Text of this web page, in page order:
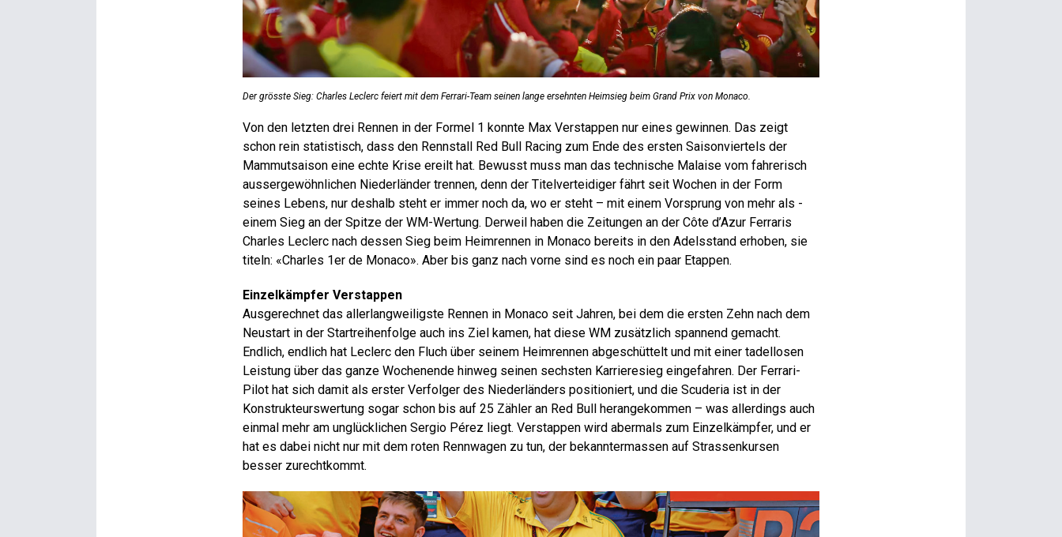
Der grösste Sieg: Charles Leclerc feiert mit dem Ferrari-Team seinen lange ersehnten Heimsieg beim Grand Prix von Monaco.
Von den letzten drei Rennen in der Formel 1 konnte Max Verstappen nur eines gewinnen. Das zeigt
schon rein statistisch, dass den Rennstall Red Bull Racing zum Ende des ersten Saisonviertels der
Mammutsaison eine echte Krise ereilt hat. Bewusst muss man das technische Malaise vom fahrerisch
aussergewöhnlichen Niederländer trennen, denn der Titelverteidiger fährt seit Wochen in der Form
seines Lebens, nur deshalb steht er immer noch da, wo er steht – mit einem Vorsprung von mehr als ­
einem Sieg an der Spitze der WM-Wertung. Derweil haben die Zeitungen an der Côte d’Azur Ferraris
Charles Leclerc nach dessen Sieg beim Heimrennen in Monaco bereits in den Adelsstand erhoben, sie
titeln: «Charles 1er de Monaco». Aber bis ganz nach vorne sind es noch ein paar Etappen.
Einzelkämpfer Verstappen
Ausgerechnet das allerlangweiligste Rennen in Monaco seit Jahren, bei dem die ersten Zehn nach dem
Neustart in der Startreihenfolge auch ins Ziel kamen, hat diese WM zusätzlich spannend gemacht.
Endlich, endlich hat Leclerc den Fluch über seinem Heimrennen abgeschüttelt und mit einer tadellosen
Leistung über das ganze Wochenende hinweg seinen sechsten Karrieresieg eingefahren. Der Ferrari-
Pilot hat sich damit als erster Verfolger des Niederländers positioniert, und die Scuderia ist in der
Konstrukteurswertung sogar schon bis auf 25 Zähler an Red Bull herangekommen – was allerdings auch
einmal mehr am unglücklichen Sergio Pérez liegt. Verstappen wird abermals zum Einzelkämpfer, und er
hat es dabei nicht nur mit dem roten Rennwagen zu tun, der bekanntermassen auf Strassenkursen
besser zurechtkommt.